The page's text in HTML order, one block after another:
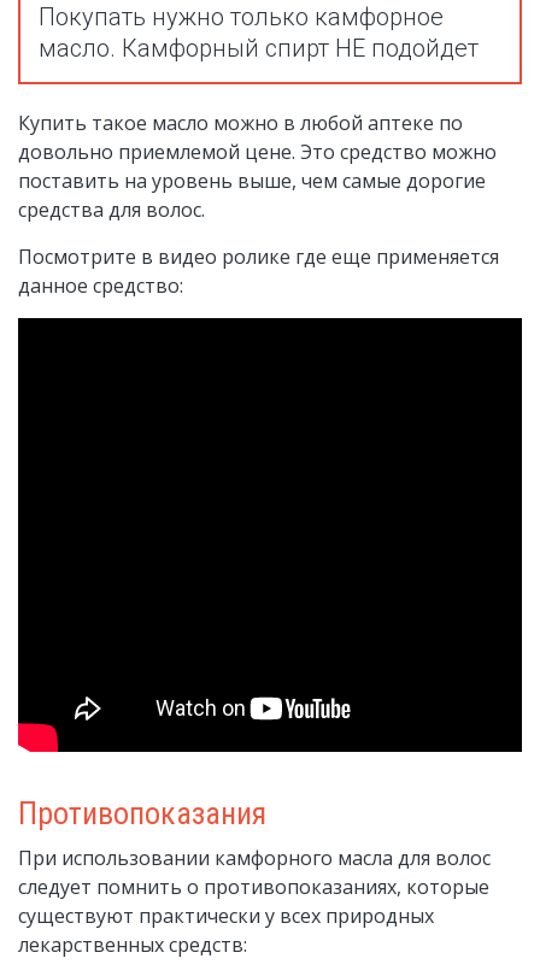
Покупать нужно только камфорное
масло. Камфорный спирт НЕ подойдет
Купить такое масло можно в любой аптеке по
довольно приемлемой цене. Это средство можно
поставить на уровень выше, чем самые дорогие
средства для волос.
Посмотрите в видео ролике где еще применяется
данное средство:
Противопоказания
При использовании камфорного масла для волос
следует помнить о противопоказаниях, которые
существуют практически у всех природных
лекарственных средств: